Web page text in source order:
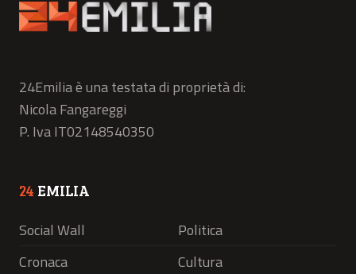
24Emilia è una testata di proprietà di:
Nicola Fangareggi
P. Iva IT02148540350
24 EMILIA
Social Wall
Politica
Cronaca
Cultura